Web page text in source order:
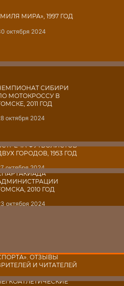
МИРА», 1997 ГОД
октября 2024
СИБИРИ
МОТОКРОССУ В
2011 ГОД
октября 2024
ФУТБОЛИСТОВ
ГОРОДОВ, 1953 ГОД
октября 2024
2010 ГОД
октября 2024
ОТЗЫВЫ
И ЧИТАТЕЛЕЙ
октября 2024